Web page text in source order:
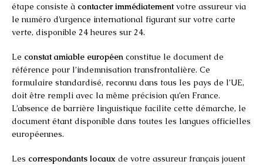
étape consiste à contacter immédiatementvotre assureur via
le numéro d’urgence international figurant sur votre carte
verte, disponible 24 heures sur 24.
Le constat amiable européen constitue le document de
référence pour l’indemnisation transfrontalière. Ce
formulaire standardisé, reconnu dans tous les pays de l’UE,
doit être rempli avec la même précision qu’en France.
L’absence de barrière linguistique facilite cette démarche, le
document étant disponible dans toutes les langues officielles
européennes.
Les correspondants locaux de votre assureur français jouent